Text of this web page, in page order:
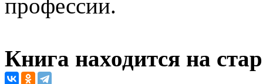
профессии.
Книга находится на